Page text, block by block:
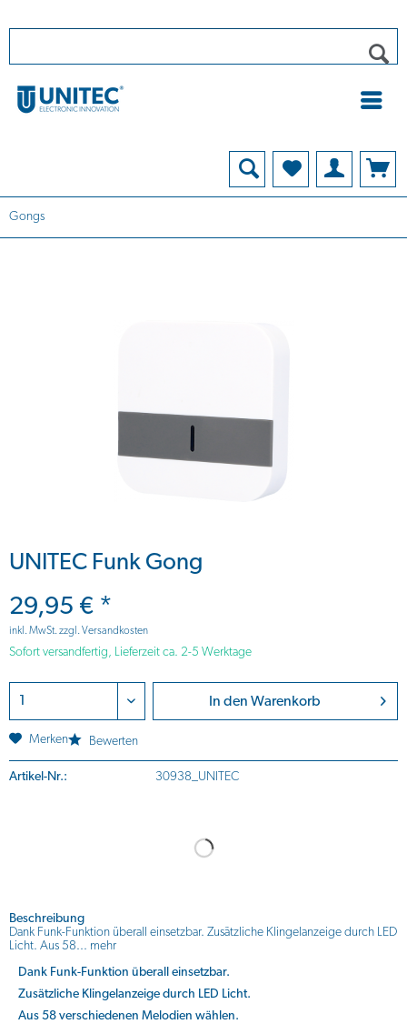
Gongs
UNITEC Funk Gong
29,95 € *
inkl. MwSt.zzgl. Versandkosten
Sofort versandfertig, Lieferzeit ca. 2-5 Werktage
In den Warenkorb
Merken Bewerten
Artikel-Nr.: 30938_UNITEC
Beschreibung
Dank Funk-Funktion überall einsetzbar. Zusätzliche Klingelanzeige durch LED
Licht. Aus 58... mehr
Dank Funk-Funktion überall einsetzbar.
Zusätzliche Klingelanzeige durch LED Licht.
Aus 58 verschiedenen Melodien wählen.